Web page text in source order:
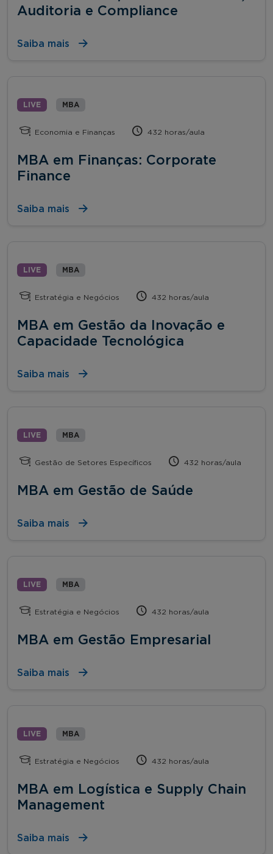
Auditoria e Compliance
Saiba mais
LIVE MBA
Economia e Finanças 432 horas/aula
MBA em Finanças: Corporate
Finance
Saiba mais
LIVE MBA
Estratégia e Negócios 432 horas/aula
MBA em Gestão da Inovação e
Capacidade Tecnológica
Saiba mais
LIVE MBA
Gestão de Setores Específicos 432 horas/aula
MBA em Gestão de Saúde
Saiba mais
LIVE MBA
Estratégia e Negócios 432 horas/aula
MBA em Gestão Empresarial
Saiba mais
LIVE MBA
Estratégia e Negócios 432 horas/aula
MBA em Logística e Supply Chain
Management
Saiba mais